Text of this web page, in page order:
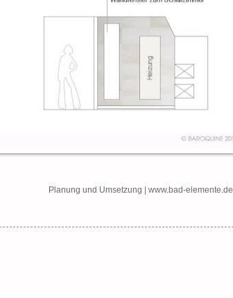
Planung und Umsetzung | www.bad-elemente.de